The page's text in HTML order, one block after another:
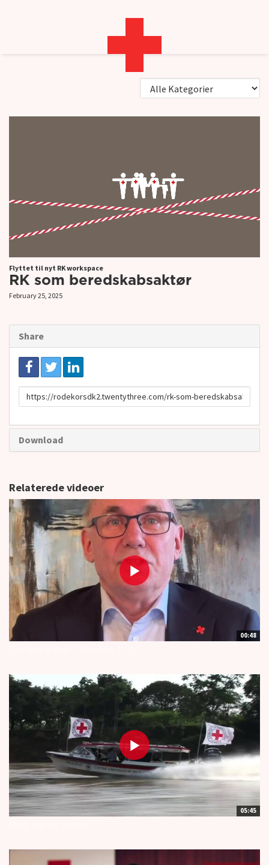
RK som beredskabsaktør
Flyttet til nyt RK workspace
RK som beredskabsaktør
February 25, 2025
Share
URL
to
Download
Relaterede videoer
00:48
05:45